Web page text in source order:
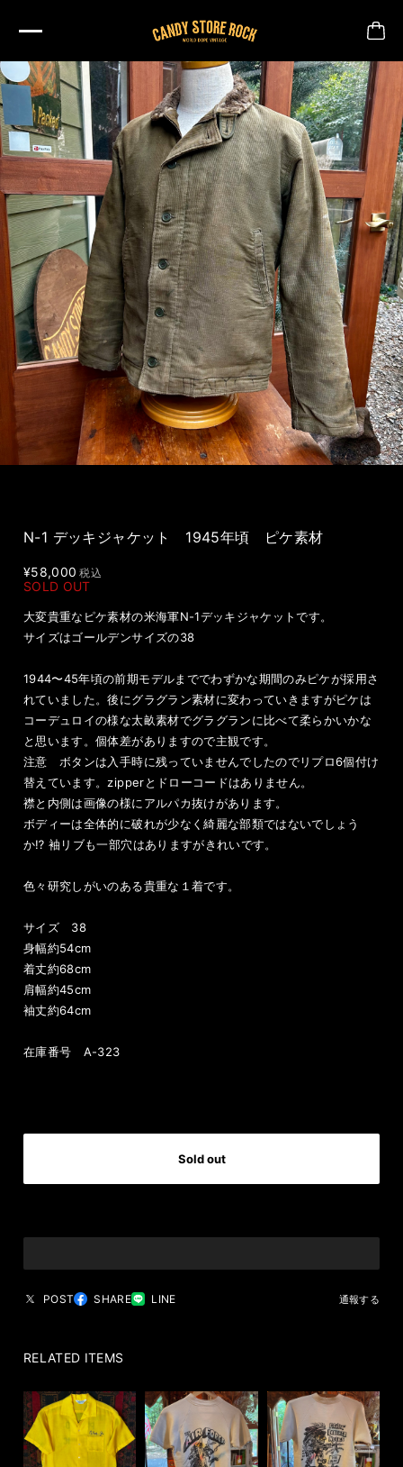
N-1 デッキジャケット 1945年頃 ピケ素材
¥58,000 税込
SOLD OUT
大変貴重なピケ素材の米海軍N-1デッキジャケットです。
サイズはゴールデンサイズの38
1944〜45年頃の前期モデルまででわずかな期間のみピケが採用さ
れていました。後にグラグラン素材に変わっていきますがピケは
コーデュロイの様な太畝素材でグラグランに比べて柔らかいかな
と思います。個体差がありますので主観です。
注意 ボタンは入手時に残っていませんでしたのでリプロ6個付け
替えています。zipperとドローコードはありません。
襟と内側は画像の様にアルパカ抜けがあります。
ボディーは全体的に破れが少なく綺麗な部類ではないでしょう
か⁉︎ 袖リブも一部穴はありますがきれいです。
色々研究しがいのある貴重な１着です。
サイズ 38
身幅約54cm
着丈約68cm
肩幅約45cm
袖丈約64cm
在庫番号 A-323
Sold out
POST SHARE LINE 通報する
RELATED ITEMS